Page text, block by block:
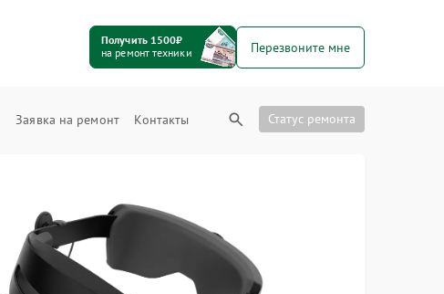
Получить 1500₽
на ремонт техники
Перезвоните мне
Заявка на ремонт Контакты Статус ремонта